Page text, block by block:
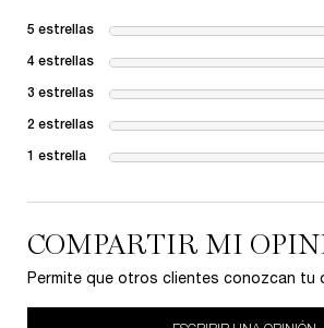
5 estrellas
4 estrellas
3 estrellas
2 estrellas
1 estrella
COMPARTIR MI
Permite que otros clientes conozcan tu